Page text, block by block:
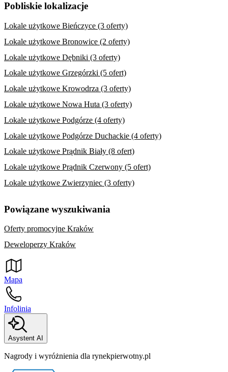
Pobliskie lokalizacje
Lokale użytkowe Bieńczyce (3 oferty)
Lokale użytkowe Bronowice (2 oferty)
Lokale użytkowe Dębniki (3 oferty)
Lokale użytkowe Grzegórzki (5 ofert)
Lokale użytkowe Krowodrza (3 oferty)
Lokale użytkowe Nowa Huta (3 oferty)
Lokale użytkowe Podgórze (4 oferty)
Lokale użytkowe Podgórze Duchackie (4 oferty)
Lokale użytkowe Prądnik Biały (8 ofert)
Lokale użytkowe Prądnik Czerwony (5 ofert)
Lokale użytkowe Zwierzyniec (3 oferty)
Powiązane wyszukiwania
Oferty promocyjne Kraków
Deweloperzy Kraków
Mapa
Infolinia
Asystent AI
Nagrody i wyróżnienia dla rynekpierwotny.pl